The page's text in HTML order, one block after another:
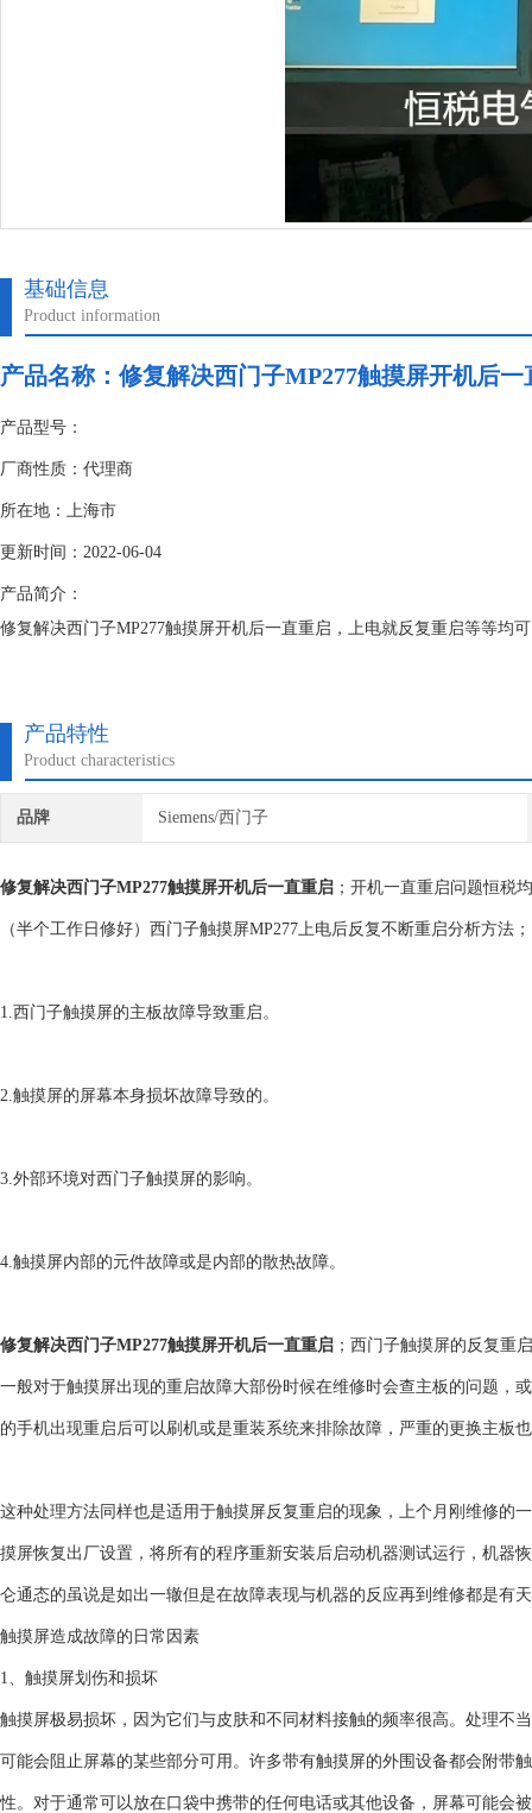
基础信息
Product information
产品名称： 修复解决西门子MP277触摸屏开机后一
产品型号：
厂商性质：代理商
所在地：上海市
更新时间：2022-06-04
产品简介：
修复解决西门子MP277触摸屏开机后一直重启，上电就反复重启等等均
产品特性
Product characteristics
品牌 Siemens/西门子
修复解决西门子MP277触摸屏开机后一直重启 ；开机一直重启问题恒税
（半个工作日修好）西门子触摸屏MP277上电后反复不断重启分析方法；
1.西门子触摸屏的主板故障导致重启。
2.触摸屏的屏幕本身损坏故障导致的。
3.外部环境对西门子触摸屏的影响。
4.触摸屏内部的元件故障或是内部的散热故障。
修复解决西门子MP277触摸屏开机后一直重启 ；西门子触摸屏的反复重
一般对于触摸屏出现的重启故障大部份时候在维修时会查主板的问题，
的手机出现重启后可以刷机或是重装系统来排除故障，严重的更换主板
这种处理方法同样也是适用于触摸屏反复重启的现象，上个月刚维修的
摸屏恢复出厂设置，将所有的程序重新安装后启动机器测试运行，机器
仑通态的虽说是如出一辙但是在故障表现与机器的反应再到维修都是有
触摸屏造成故障的日常因素
1、触摸屏划伤和损坏
触摸屏极易损坏，因为它们与皮肤和不同材料接触的频率很高。处理不
可能会阻止屏幕的某些部分可用。许多带有触摸屏的外围设备都会附带
性。对于通常可以放在口袋中携带的任何电话或其他设备，屏幕可能会